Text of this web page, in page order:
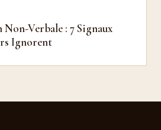
Verbale : 7 Signaux
Ignorent